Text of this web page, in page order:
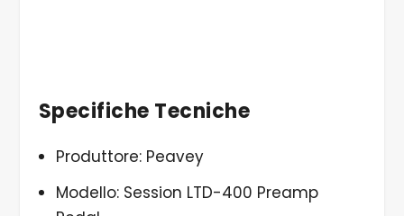
Specifiche Tecniche
Produttore: Peavey
Modello: Session LTD-400 Preamp